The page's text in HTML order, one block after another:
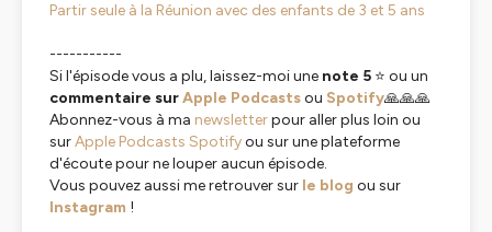
Partir seule à la Réunion avec des enfants de 3 et 5 ans
-----------
Si l'épisode vous a plu, laissez-moi une note 5 ⭐️ ou un
commentaire surApple Podcastsou Spotify🙏🙏🙏
Abonnez-vous à ma newsletterpour aller plus loin ou
surApple Podcasts Spotifyou sur une plateforme
d'écoute pour ne louper aucun épisode.
Vous pouvez aussi me retrouver sur le blog ou sur
Instagram !